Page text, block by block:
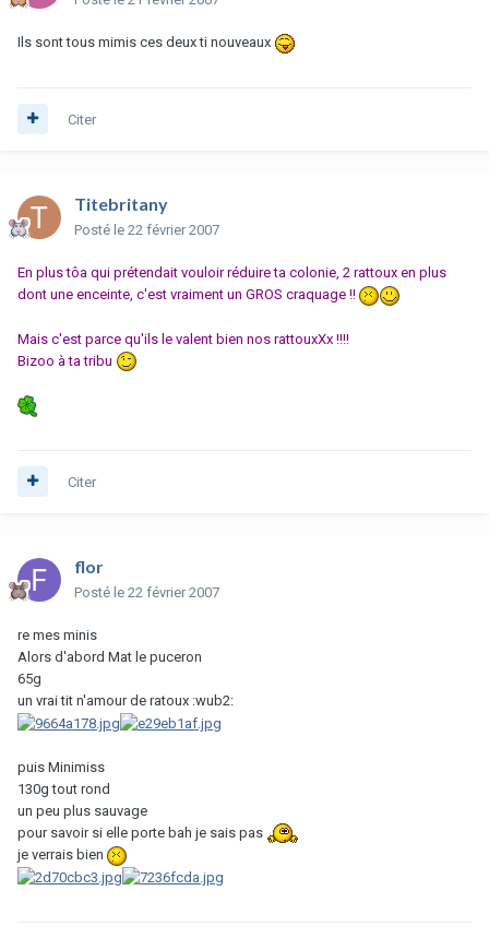
Ils sont tous mimis ces deux ti nouveaux
Citer
Titebritany
Posté le 22 février 2007
En plus tôa qui prétendait vouloir réduire ta colonie, 2 rattoux en plus
dont une enceinte, c'est vraiment un GROS craquage !!
Mais c'est parce qu'ils le valent bien nos rattouxXx !!!!
Bizoo à ta tribu
Citer
flor
Posté le 22 février 2007
re mes minis
Alors d'abord Mat le puceron
65g
un vrai tit n'amour de ratoux :wub2:
puis Minimiss
130g tout rond
un peu plus sauvage
pour savoir si elle porte bah je sais pas
je verrais bien